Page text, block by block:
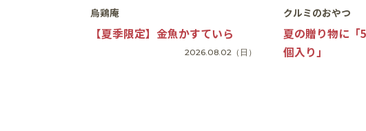
烏鶏庵
【夏季限定】金魚かすていら
2026.08.02 （日）
クルミのおやつ
夏の贈り物に「
個入り」